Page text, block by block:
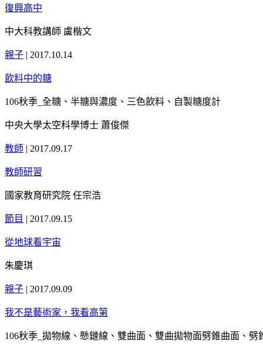
復興高中
中大科教講師 盧楷文
親子 | 2017.10.14
飲料中的糖
106秋季_全糖、半糖與濃度、三色飲料、自製糖度計
中央大學太空科學博士 蕭俊傑
教師 | 2017.09.17
教師研習
國家教育研究院 任宗浩
節目 | 2017.09.15
從地球看宇宙
朱慶琪
親子 | 2017.09.09
我不是藝術家，我看高第
106秋季_拋物線、懸鏈線、雙曲面、雙曲拋物面劈錐曲面、